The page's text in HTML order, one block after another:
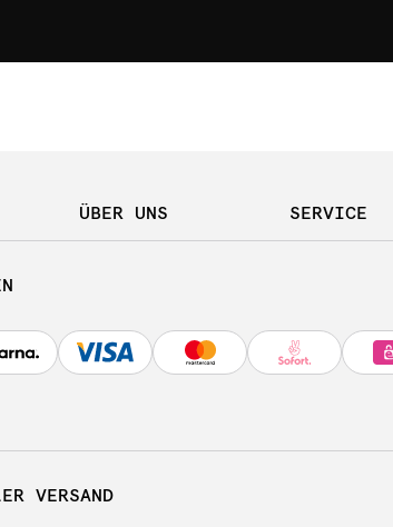
ÜBER UNS SERVICE
VERSAND